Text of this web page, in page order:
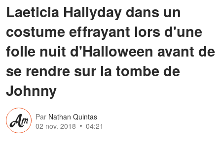
Laeticia Hallyday dans un
costume effrayant lors d'une
folle nuit d'Halloween avant de
se rendre sur la tombe de
Johnny
Par Nathan Quintas
02 nov. 2018
04:21